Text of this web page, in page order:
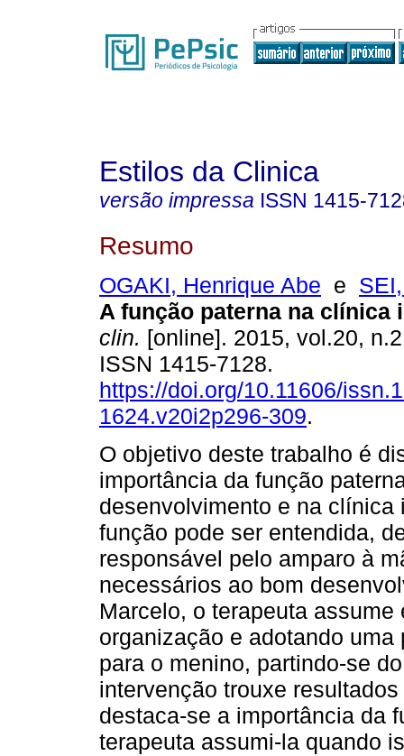
Estilos da Clinica
versão impressa ISSN 1415-
Resumo
OGAKI, Henrique Abe e
A função paterna na clínica
clin. [online]. 2015, vol.20,
ISSN 1415-7128.
https://doi.org/10.11606/
1624.v20i2p296-309.
O objetivo deste trabalho é
importância da função
desenvolvimento e na clínica
função pode ser entendida,
responsável pelo amparo à
necessários ao bom
Marcelo, o terapeuta
organização e adotando
para o menino, partindo-se
intervenção trouxe
destaca-se a importância da
terapeuta assumi-la quando